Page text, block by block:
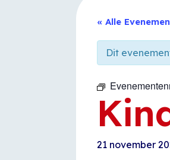
« Alle
Dit
21 november